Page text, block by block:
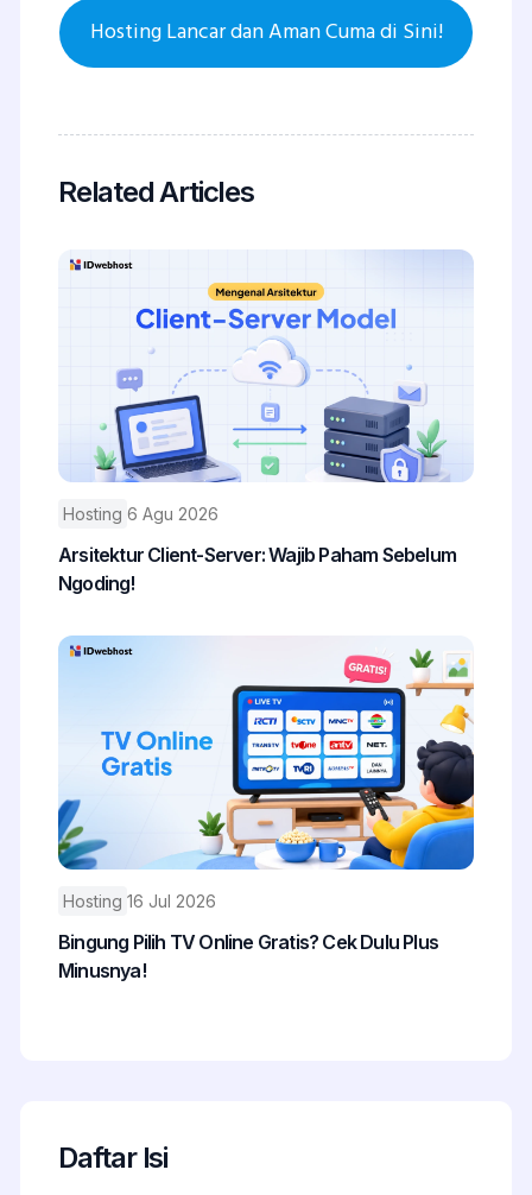
Hosting Lancar dan Aman Cuma di Sini!
Related Articles
Hosting 6 Agu 2026
Arsitektur Client-Server: Wajib Paham Sebelum
Ngoding!
Hosting 16 Jul 2026
Bingung Pilih TV Online Gratis? Cek Dulu Plus
Minusnya!
Daftar Isi